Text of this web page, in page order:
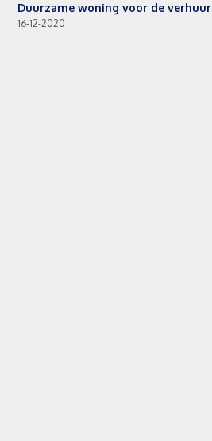
Duurzame woning voor de verhuur
16-12-2020